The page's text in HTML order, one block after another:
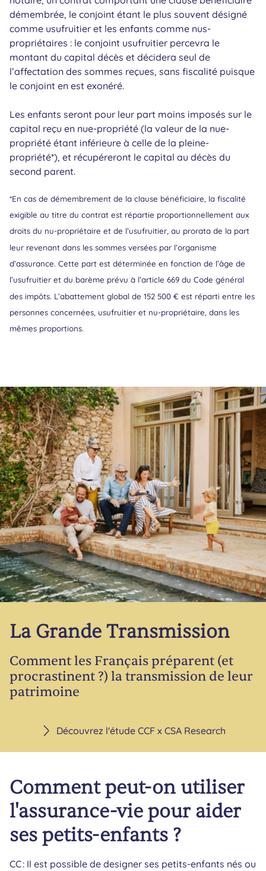
démembrée, le conjoint étant le plus souvent désigné
comme usufruitier et les enfants comme nus-
propriétaires : le conjoint usufruitier percevra le
montant du capital décès et décidera seul de
l’affectation des sommes reçues, sans fiscalité puisque
le conjoint en est exonéré.
Les enfants seront pour leur part moins imposés sur le
capital reçu en nue-propriété (la valeur de la nue-
propriété étant inférieure à celle de la pleine-
propriété*), et récupéreront le capital au décès du
second parent.
*En cas de démembrement de la clause bénéficiaire, la fiscalité
exigible au titre du contrat est répartie proportionnellement aux
droits du nu-propriétaire et de l’usufruitier, au prorata de la part
leur revenant dans les sommes versées par l’organisme
d’assurance. Cette part est déterminée en fonction de l’âge de
l’usufruitier et du barème prévu à l’article 669 du Code général
des impôts. L’abattement global de 152 500 € est réparti entre les
personnes concernées, usufruitier et nu-propriétaire, dans les
mêmes proportions.
La Grande Transmission
Comment les Français préparent (et
procrastinent ?) la transmission de leur
patrimoine
Découvrez l'étude CCF x CSA Research
Comment peut-on utiliser
l'assurance-vie pour aider
ses petits-enfants ?
CC : Il est possible de designer ses petits-enfants nés ou